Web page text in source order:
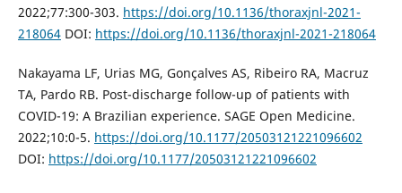
2022;77:300-303. https://doi.org/10.1136/thoraxjnl-2021-
218064DOI: https://doi.org/10.1136/thoraxjnl-2021-218064
Nakayama LF, Urias MG, Gonçalves AS, Ribeiro RA, Macruz
TA, Pardo RB. Post-discharge follow-up of patients with
COVID-19: A Brazilian experience. SAGE Open Medicine.
2022;10:0-5. https://doi.org/10.1177/20503121221096602
DOI: https://doi.org/10.1177/20503121221096602